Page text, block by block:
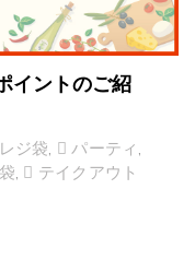
イントのご紹
レジ袋 パーティ
テイクアウト